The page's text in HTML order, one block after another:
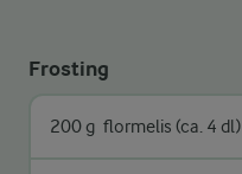
Frosting
200 g flormelis (ca. 4 dl)